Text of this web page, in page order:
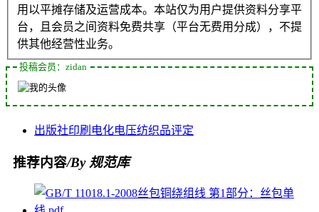
用以平摊存储及运营成本。本站仅为用户提供资料分享平
台，且会员之间资料免费共享（平台无费用分成），不提
供其他经营性业务。
投稿会员：zidan
出版社印刷 电化电压纺织品评定
推荐内容/By 规范库